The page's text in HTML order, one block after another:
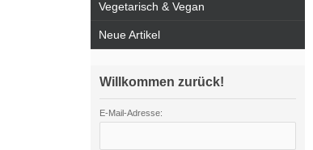
Vegetarisch & Vegan
Neue Artikel
Willkommen zurück!
E-Mail-Adresse: